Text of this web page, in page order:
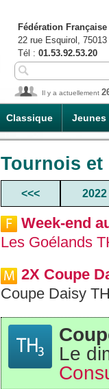
Classique Jeunes
Fédération
22 rue Esquirol,
Tél : 01.53.92.53.20
Il y a actuellement
Tournois
<<< 2022
Week-end
Les Goélands
2X Coupe
Coupe Daisy
Le